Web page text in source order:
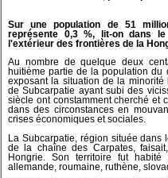
Sur une population de 51
représente 0,3 %, lit-on dans
l'extérieur des frontières de la
Au nombre de quelque deux
huitième partie de la population du
exposant la situation de la
de Subcarpatie ayant subi des
siècle ont constamment cherché et
dans des circonstances en
crises économiques et sociales.
La Subcarpatie, région située
de la chaîne des Carpates,
Hongrie. Son territoire fut habité
allemande, roumaine, ruthène,